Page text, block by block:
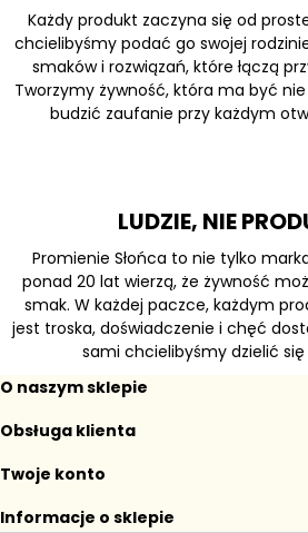
Każdy produkt zaczyna się od
chcielibyśmy podać go swojej
smaków i rozwiązań, które łączą
Tworzymy żywność, która ma być
budzić zaufanie przy każdym
LUDZIE, NIE
Promienie Słońca to nie tylko
ponad 20 lat wierzą, że żywność
smak. W każdej paczce, każdym
jest troska, doświadczenie i chęć
sami chcielibyśmy dzielić się
O naszym sklepie
Obsługa klienta
Twoje konto
Informacje o sklepie